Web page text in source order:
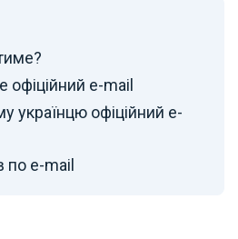
офіційний e-mail
українцю офіційний e-
по e-mail